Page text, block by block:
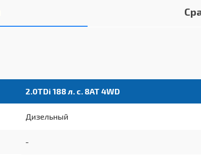
2.0TDi 188 л. с. 8AT 4WD
Дизельный
-